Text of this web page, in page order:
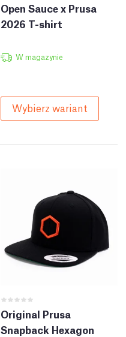
Open Sauce x Prusa
2026 T-shirt
W magazynie
Wybierz wariant
Original Prusa
Snapback Hexagon